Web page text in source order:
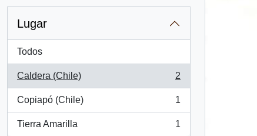
Lugar
Todos
Caldera (Chile)
, 2 resultados
2
Copiapó (Chile)
, 1 resultados
1
Tierra Amarilla
, 1 resultados
1